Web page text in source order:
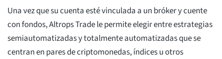
Una vez que su cuenta esté vinculada a un bróker y cuente
con fondos, Altrops Trade le permite elegir entre estrategias
semiautomatizadas y totalmente automatizadas que se
centran en pares de criptomonedas, índices u otros